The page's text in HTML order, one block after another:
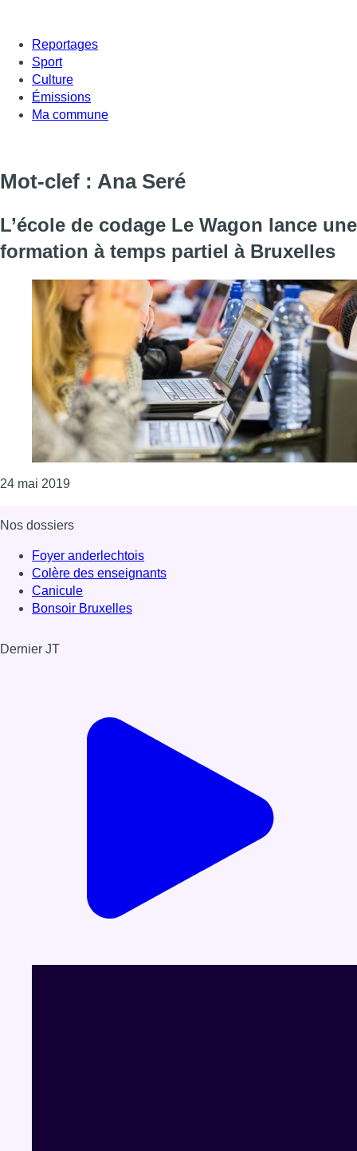
Reportages
Sport
Culture
Émissions
Ma commune
Mot-clef : Ana Seré
L’école de codage Le Wagon lance une
formation à temps partiel à Bruxelles
24 mai 2019Consulter l'article "L’école de codage Le Wagon
Nos dossiers
Foyer anderlechtois
Colère des enseignants
Canicule
Bonsoir Bruxelles
Dernier JT